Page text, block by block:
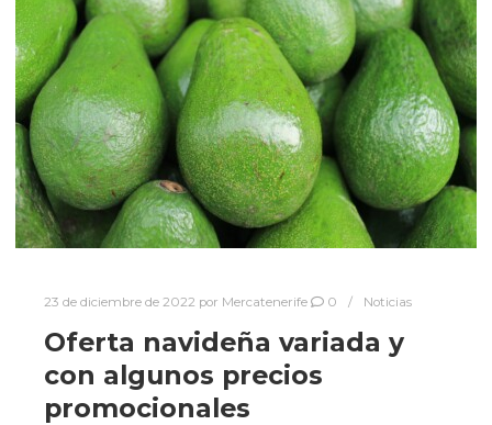
23 de diciembre de 2022 por Mercatenerife 0 Noticias
Oferta navideña variada y
con algunos precios
promocionales